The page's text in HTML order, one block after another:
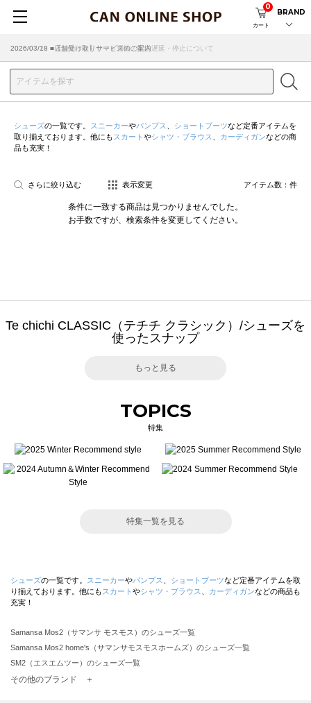
カート
0
BRAND
2026/07/29 ■【お知らせ】ヤマト運輸の配送遅延・停止について
2026/03/18 ■店舗受け取りサービスのご案内
シューズの一覧です。 スニーカーやパンプス ショートブーツなど定番アイテムを
取り揃えております。他にも スカート やシャツ・ブラウス カーディガンなどの商
品も充実！
さらに絞り込む 表示変更 アイテム数： 件
条件に一致する商品は見つかりませんでした。
お手数ですが、検索条件を変更してください。
Te chichi CLASSIC（テチチ クラシック）/シューズを
使ったスナップ
もっと見る
TOPICS
特集
特集一覧を見る
シューズの一覧です。 スニーカーやパンプス ショートブーツなど定番アイテムを取
り揃えております。他にも スカート やシャツ・ブラウス カーディガンなどの商品も
充実！
Samansa Mos2（サマンサ モスモス）のシューズ一覧
Samansa Mos2 home's（サマンサモスモスホームズ）のシューズ一覧
SM2（エスエムツー）のシューズ一覧
TSUHARU by Samansa Mos2（ツハルバイサマンサモスモス）のシューズ一覧
その他のブランド ＋